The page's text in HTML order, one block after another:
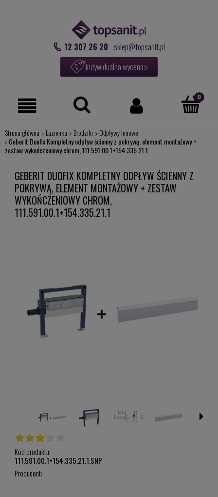
12 307 26 20 sklep@topsanit.pl
indywidualna wycena
Strona główna Łazienka Brodziki
Odpływy liniowe
Geberit Duofix Kompletny odpływ ścienny z pokrywą, element montażowy +
zestaw wykończeniowy chrom, 111.591.00.1+154.335.21.1
GEBERIT DUOFIX KOMPLETNY ODPŁYW ŚCIENNY Z
POKRYWĄ, ELEMENT MONTAŻOWY + ZESTAW
WYKOŃCZENIOWY CHROM,
111.591.00.1+154.335.21.1
Kod produktu:
111.591.00.1+154.335.21.1.SNP
Producent: